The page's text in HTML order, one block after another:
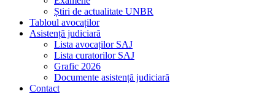
Știri de actualitate UNBR
Tabloul avocaților
Asistență judiciară
Lista avocaților SAJ
Lista curatorilor SAJ
Grafic 2026
Documente asistență judiciară
Contact